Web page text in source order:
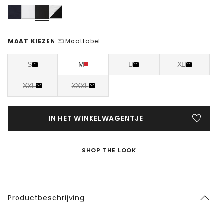
MAAT KIEZEN | Maattabel
S M L XL
XXL XXXL
IN HET WINKELWAGENTJE
SHOP THE LOOK
Productbeschrijving